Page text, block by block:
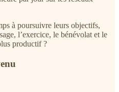
à poursuivre leurs objectifs,
l’exercice, le bénévolat et le
productif ?